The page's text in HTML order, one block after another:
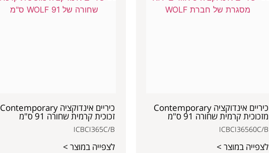
כיריים אינדוקציה Contemporary
מזכוכית קרמית שחורה 91 ס"מ
ICBCI36560C/B
לצפייה במוצר >
כיריים אינדוקציה Contemporary
זכוכית קרמית שחורה 91 ס"מ
ICBCI365C/B
לצפייה במוצר >